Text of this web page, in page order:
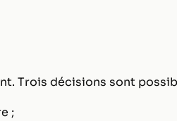
Trois décisions sont
;